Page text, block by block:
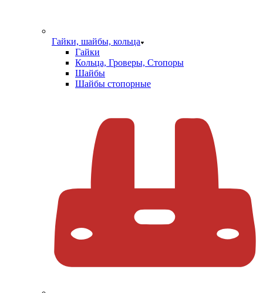
Гайки, шайбы, кольца
Гайки
Кольца, Гроверы, Стопоры
Шайбы
Шайбы стопорные